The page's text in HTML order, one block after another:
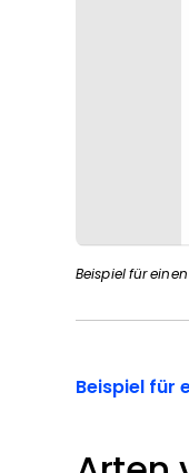
Beispiel für
Beispiel für